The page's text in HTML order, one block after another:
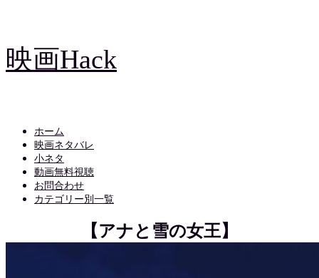
映画Hack
ホーム
映画ネタバレ
小ネタ
動画無料視聴
お問合わせ
カテゴリー別一覧
【アナと雪の女王】